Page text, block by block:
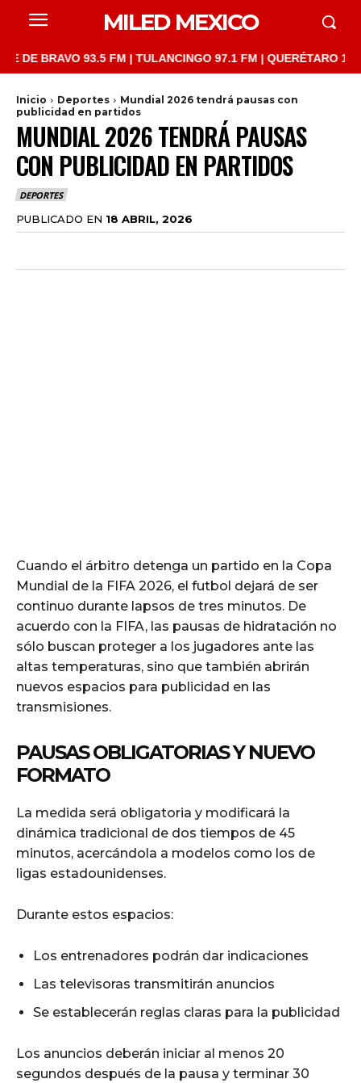
MILED MEXICO
93.5 FM | TULANCINGO 97.1 FM | QUERÉTARO 103.1
Inicio Deportes
Mundial 2026 tendrá pausas con
publicidad en partidos
MUNDIAL 2026 TENDRÁ PAUSAS
CON PUBLICIDAD EN PARTIDOS
DEPORTES
PUBLICADO EN 18 ABRIL, 2026
Cuando el árbitro detenga un partido en la Copa
Mundial de la FIFA 2026, el futbol dejará de ser
continuo durante lapsos de tres minutos. De
acuerdo con la FIFA, las pausas de hidratación no
sólo buscan proteger a los jugadores ante las
altas temperaturas, sino que también abrirán
nuevos espacios para publicidad en las
transmisiones.
PAUSAS OBLIGATORIAS Y NUEVO
FORMATO
La medida será obligatoria y modificará la
dinámica tradicional de dos tiempos de 45
minutos, acercándola a modelos como los de
ligas estadounidenses.
Durante estos espacios:
Los entrenadores podrán dar indicaciones
Las televisoras transmitirán anuncios
Se establecerán reglas claras para la publicidad
Los anuncios deberán iniciar al menos 20
segundos después de la pausa y terminar 30